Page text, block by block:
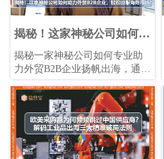
揭秘！这家神秘公司如何助
力外贸B2B企业，轻松征服
海外市场？
揭秘一家神秘公司如何专业助
力外贸B2B企业扬帆出海，通过
略，让您的产品轻松征服海外
市场。专业支持，量身定制海
外整合营销推广方案。